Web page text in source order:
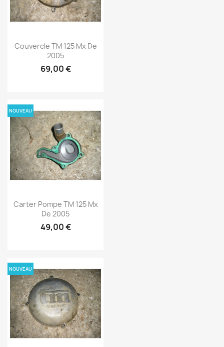
Couvercle TM 125 Mx De
2005
69,00 €
Carter Pompe TM 125 Mx
De 2005
49,00 €
NOUVEAU
NOUVEAU